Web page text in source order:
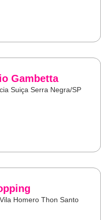
Gambetta
Suiça Serra Negra/SP
Homero Thon Santo